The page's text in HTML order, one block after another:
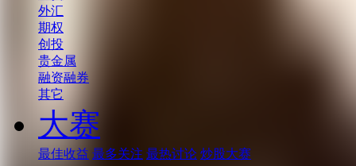
外汇
期权
创投
贵金属
融资融券
其它
大赛
最佳收益 最多关注 最热讨论 炒股大赛